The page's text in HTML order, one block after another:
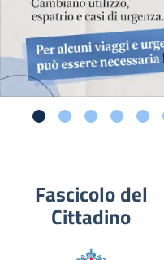
Fascicolo del
Cittadino